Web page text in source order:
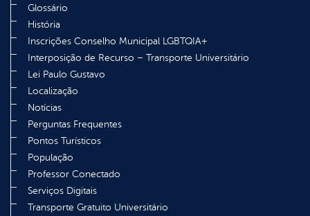
Glossário
História
Inscrições Conselho Municipal LGBTQIA+
Interposição de Recurso – Transporte Universitário
Lei Paulo Gustavo
Localização
Notícias
Perguntas Frequentes
Pontos Turísticos
População
Professor Conectado
Serviços Digitais
Transporte Gratuito Universitário